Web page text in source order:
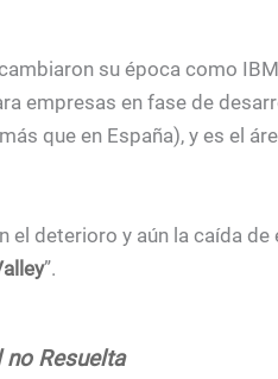
su época como
empresas en fase de
que en España), y es el
el deterioro y aún la caída
”.
Resuelta